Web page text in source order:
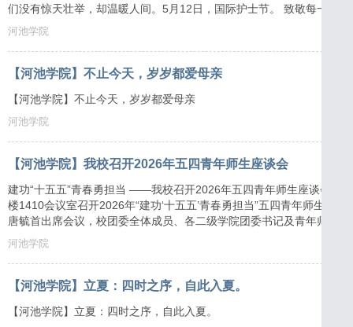
们没有惊天壮举，却温暖人间。5月12日，国际护士节。 致敬每一位
河池学院
【河池学院】不止今天，岁岁都爱母亲
【河池学院】不止今天，岁岁都爱母亲
河池学院
【河池学院】我校召开2026年五四青年师生座谈会
建功“十五五”青春勇担当 ——我校召开2026年五四青年师生座谈会 五四青年节来临之际，4月30日，我校在致远
楼1410会议室召开2026年“建功‘十五五’青春勇担当”五四青年师生座
唐毓首出席会议，校团委全体成员、各二级学院团委书记及青年师生
河池学院
【河池学院】立夏：四时之序，自此入夏。
【河池学院】立夏：四时之序，自此入夏。